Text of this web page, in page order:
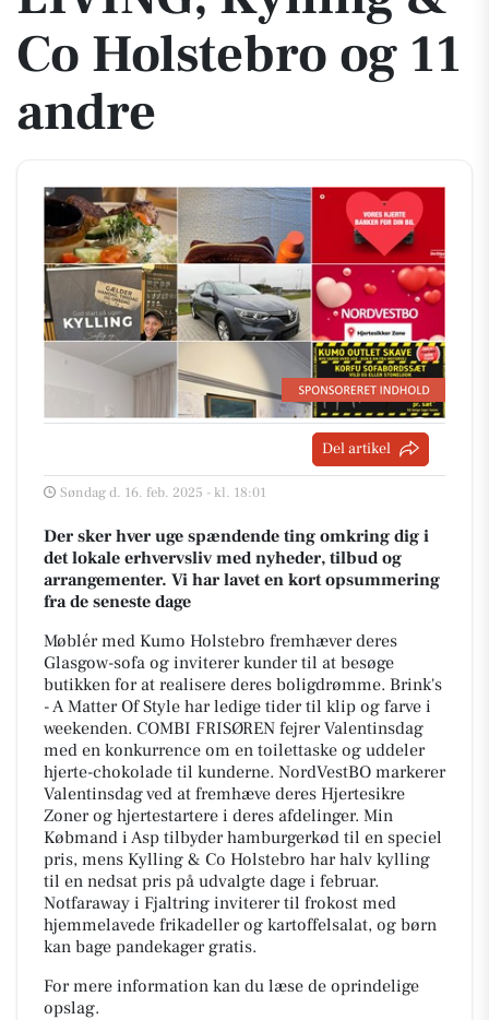
Co Holstebro og 11
andre
Del artikel
Søndag d. 16. feb. 2025 - kl. 18:01
Der sker hver uge spændende ting omkring dig i
det lokale erhvervsliv med nyheder, tilbud og
arrangementer. Vi har lavet en kort opsummering
fra de seneste dage
Møblér med Kumo Holstebro fremhæver deres
Glasgow-sofa og inviterer kunder til at besøge
butikken for at realisere deres boligdrømme. Brink's
- A Matter Of Style har ledige tider til klip og farve i
weekenden. COMBI FRISØREN fejrer Valentinsdag
med en konkurrence om en toilettaske og uddeler
hjerte-chokolade til kunderne. NordVestBO markerer
Valentinsdag ved at fremhæve deres Hjertesikre
Zoner og hjertestartere i deres afdelinger. Min
Købmand i Asp tilbyder hamburgerkød til en speciel
pris, mens Kylling & Co Holstebro har halv kylling
til en nedsat pris på udvalgte dage i februar.
Notfaraway i Fjaltring inviterer til frokost med
hjemmelavede frikadeller og kartoffelsalat, og børn
kan bage pandekager gratis.
For mere information kan du læse de oprindelige
opslag.